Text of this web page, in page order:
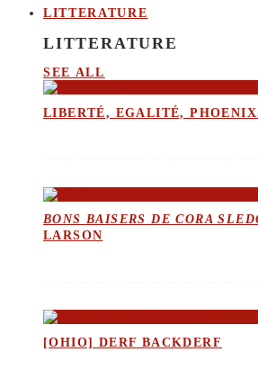
LITTERATURE
LITTERATURE
SEE ALL
LIBERTÉ, EGALITÉ,
BONS BAISERS DE CORA
LARSON
[OHIO] DERF BACKDERF